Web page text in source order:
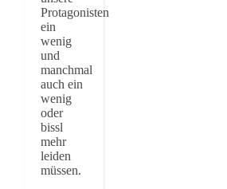
Protagonisten
ein
wenig
und
manchmal
auch ein
wenig
oder
bissl
mehr
leiden
müssen.